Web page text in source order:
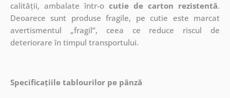
calității, ambalate într-o cutie de carton rezistentă.
Deoarece sunt produse fragile, pe cutie este marcat
avertismentul „fragil”, ceea ce reduce riscul de
deteriorare în timpul transportului.
Specificațiile tablourilor pe pânză